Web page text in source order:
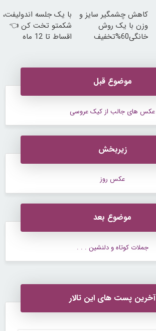
کاهش چشمگیر سایز و
وزن با یک روش
خانگی60%تخفیف
با یک جلسه اندولیفت،
شکمتو تخت کن 👈
اقساط تا 12 ماه
موضوع قبل
عکس های جالب از کیک عروسی
زیربخش
عکس روز
موضوع بعد
جملات کوتاه و دلنشین . . .
آخرین پست های این تالار